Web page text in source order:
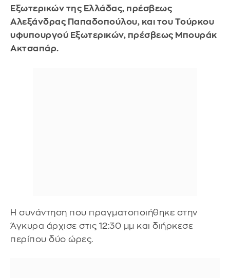
Εξωτερικών της Ελλάδας, πρέσβεως
Αλεξάνδρας Παπαδοπούλου, και του Τούρκου
υφυπουργού Εξωτερικών, πρέσβεως Μπουράκ
Ακτσαπάρ.
Η συνάντηση που πραγματοποιήθηκε στην
Άγκυρα άρχισε στις 12:30 μμ και διήρκεσε
περίπου δύο ώρες.